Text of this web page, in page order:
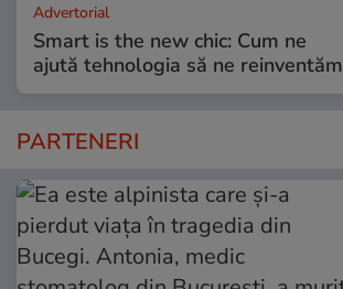
Advertorial
Smart is the new chic: Cum ne
ajută tehnologia să ne reinventăm
PARTENERI